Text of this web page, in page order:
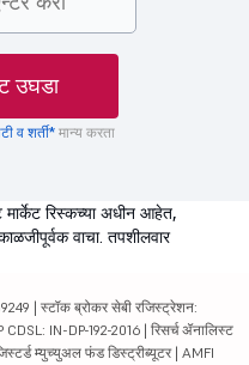
उघडा
व शर्ती*मान्य करता
मार्केट रिस्कच्या अधीन आहेत,
वाचा. तपशीलवार
| स्टॉक ब्रोकर सेबी रजिस्ट्रेशन:
IN-DP-192-2016 | रिसर्च ॲनालिस्ट
म्युच्युअल फंड डिस्ट्रीब्यूटर | AMFI